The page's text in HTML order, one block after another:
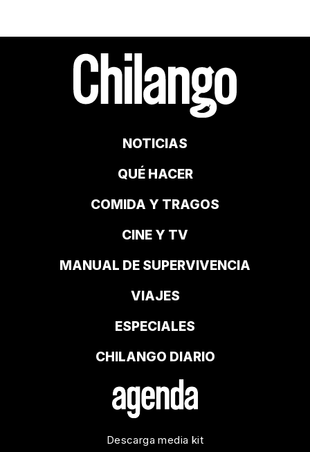
NOTICIAS
QUÉ HACER
COMIDA Y TRAGOS
CINE Y TV
MANUAL DE SUPERVIVENCIA
VIAJES
ESPECIALES
CHILANGO DIARIO
Descarga media kit